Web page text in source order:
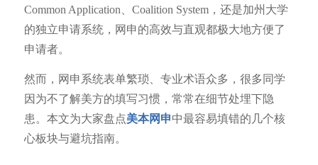
Common Application、Coalition System，还是加州大学
的独立申请系统，网申的高效与直观都极大地方便了
申请者。
然而，网申系统表单繁琐、专业术语众多，很多同学
因为不了解美方的填写习惯，常常在细节处埋下隐
患。本文为大家盘点美本网申中最容易填错的几个核
心板块与避坑指南。